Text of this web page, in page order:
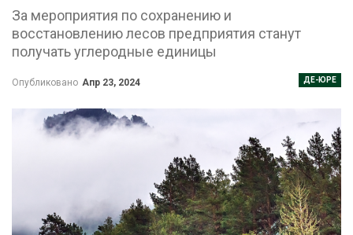
За мероприятия по сохранению и
восстановлению лесов предприятия станут
получать углеродные единицы
ДЕ-ЮРЕ
Опубликовано Апр 23, 2024